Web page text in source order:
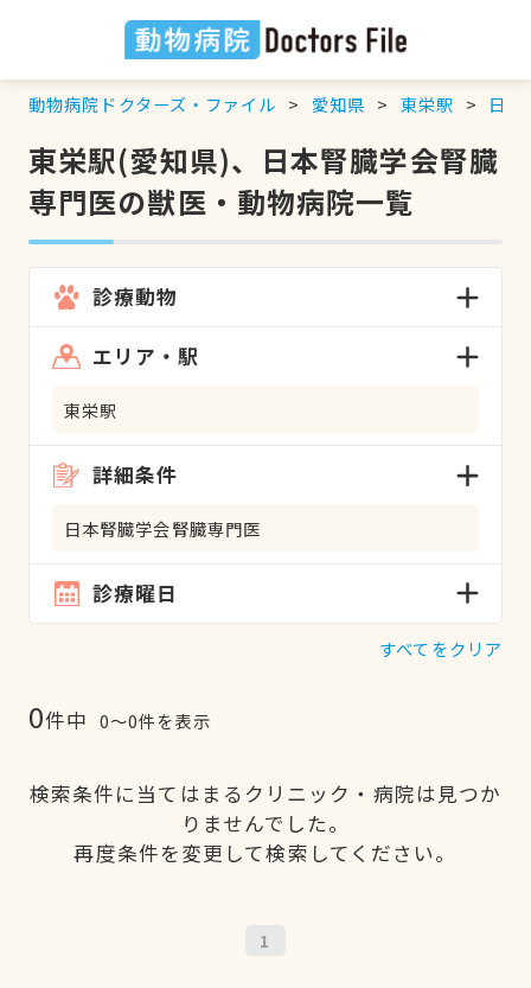
動物病院ドクターズ・ファイル 愛知県 東栄駅 日本
東栄駅(愛知県)、日本腎臓学会腎臓
専門医の獣医・動物病院一覧
診療動物
エリア・駅
東栄駅
詳細条件
日本腎臓学会腎臓専門医
診療曜日
すべてをクリア
0件中 0〜0件を表示
検索条件に当てはまるクリニック・病院は見つか
りませんでした。
再度条件を変更して検索してください。
1